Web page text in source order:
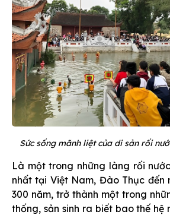
Sức sống mãnh liệt của di sản rối
Là một trong những làng rối
nhất tại Việt Nam, Đào Thục đến
300 năm, trở thành một trong
thống, sản sinh ra biết bao thế hệ